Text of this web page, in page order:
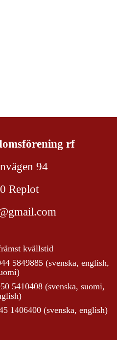
rf
94
Replot
kvällstid
5849885 (svenska, english,
5410408 (svenska, suomi,
1406400 (svenska, english)